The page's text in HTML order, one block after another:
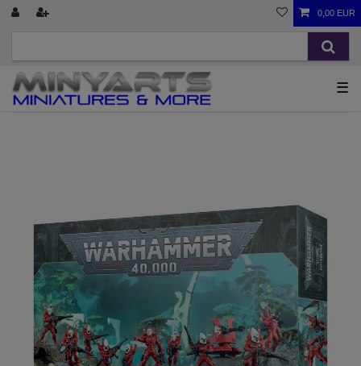
0,00 EUR
☰